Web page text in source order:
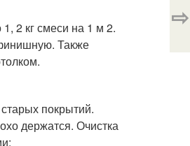
2 кг смеси на 1 м 2.
Также
покрытий.
держатся. Очистка
⇨